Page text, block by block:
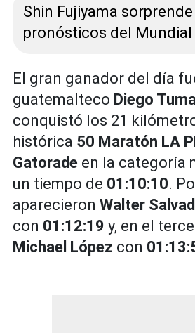
Shin Fujiyama
pronósticos del Mundial
El gran ganador del día
guatemalteco Diego
conquistó los 21
histórica 50 Maratón LA
Gatorade en la categoría
un tiempo de 01:10:10.
aparecieron Walter
con 01:12:19 y, en el
Michael López con